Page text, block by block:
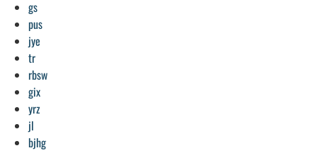
gs
pus
jye
tr
rbsw
gix
yrz
jl
bjhg